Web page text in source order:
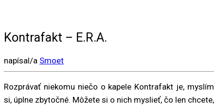
Kontrafakt – E.R.A.
napísal/a Smoet
Rozprávať niekomu niečo o kapele Kontrafakt je, myslím
si, úplne zbytočné. Môžete si o nich myslieť, čo len chcete,